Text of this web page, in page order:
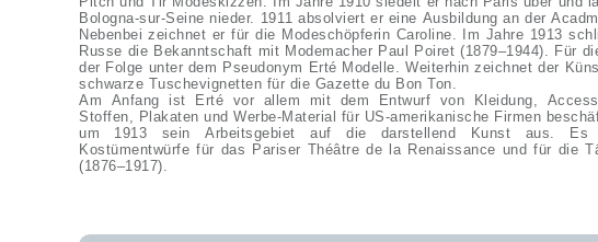
Bologna-sur-Seine nieder. 1911 absolviert er eine Ausbildung an der
Nebenbei zeichnet er für die Modeschöpferin Caroline. Im Jahre 1913
Russe die Bekanntschaft mit Modemacher Paul Poiret (1879–1944). Für
der Folge unter dem Pseudonym Erté Modelle. Weiterhin zeichnet der
schwarze Tuschevignetten für die Gazette du Bon Ton.
Am Anfang ist Erté vor allem mit dem Entwurf von Kleidung,
Stoffen, Plakaten und Werbe-Material für US-amerikanische Firmen
um 1913 sein Arbeitsgebiet auf die darstellend Kunst aus. Es
Kostümentwürfe für das Pariser Théâtre de la Renaissance und für die
(1876–1917).